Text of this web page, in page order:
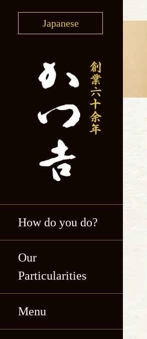
Japanese
How do you do?
Our
Particularities
Menu
Katsukichi, Shin-
maru Building